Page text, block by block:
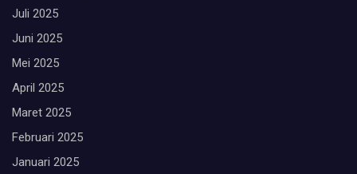
Juli 2025
Juni 2025
Mei 2025
April 2025
Maret 2025
Februari 2025
Januari 2025